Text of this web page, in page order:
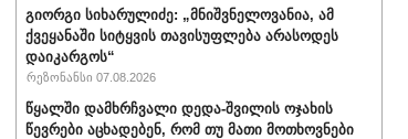
გიორგი სიხარულიძე: „მნიშვნელოვანია, ამ
ქვეყანაში სიტყვის თავისუფლება არასოდეს
დაიკარგოს“
რეზონანსი 07.08.2026
წყალში დამხრჩვალი დედა-შვილის ოჯახის
წევრები აცხადებენ, რომ თუ მათი მოთხოვნები